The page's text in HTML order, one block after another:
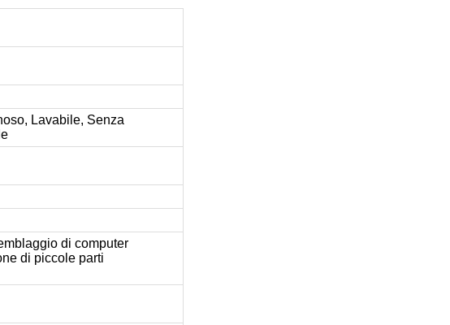
Lavabile, Senza
di computer
di piccole parti